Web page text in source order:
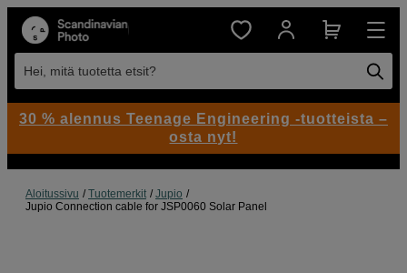
Hei, mitä tuotetta etsit?
Aloitussivu Tuotemerkit
Jupio
Jupio Connection cable for JSP0060 Solar Panel
30 % alennus Teenage Engineering -tuotteista –
osta nyt!